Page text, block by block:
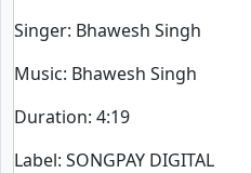
Singer: Bhawesh Singh
Music: Bhawesh Singh
Duration: 4:19
Label: SONGPAY DIGITAL